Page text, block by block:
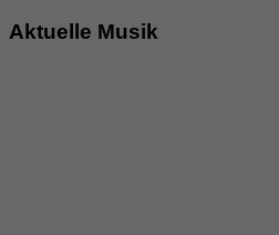
Aktuelle Musik